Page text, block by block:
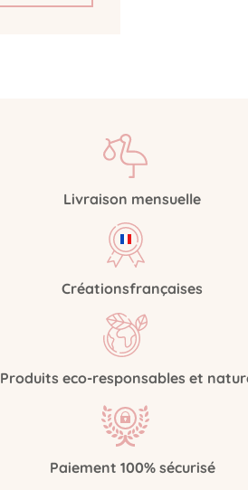
Livraison mensuelle
Créationsfrançaises
Produits eco-responsables et
Paiement 100% sécurisé